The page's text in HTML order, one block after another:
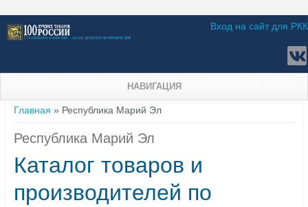
Вход на сайт для РКК
НАВИГАЦИЯ
Вы здесь
Главная » Республика Марий Эл
Республика Марий Эл
Каталог товаров и
производителей по